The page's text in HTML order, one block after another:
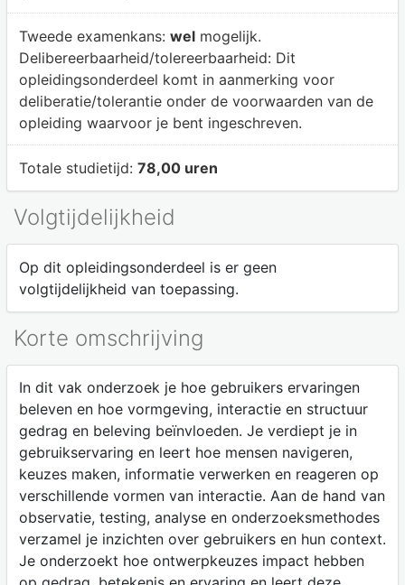
Tweede examenkans: welmogelijk.
Delibereerbaarheid/tolereerbaarheid: Dit
opleidingsonderdeel komt in aanmerking voor
deliberatie/tolerantie onder de voorwaarden van de
opleiding waarvoor je bent ingeschreven.
Totale studietijd: 78,00 uren
Volgtijdelijkheid
Op dit opleidingsonderdeel is er geen
volgtijdelijkheid van toepassing.
Korte omschrijving
In dit vak onderzoek je hoe gebruikers ervaringen
beleven en hoe vormgeving, interactie en structuur
gedrag en beleving beïnvloeden. Je verdiept je in
gebruikservaring en leert hoe mensen navigeren,
keuzes maken, informatie verwerken en reageren op
verschillende vormen van interactie. Aan de hand van
observatie, testing, analyse en onderzoeksmethodes
verzamel je inzichten over gebruikers en hun context.
Je onderzoekt hoe ontwerpkeuzes impact hebben